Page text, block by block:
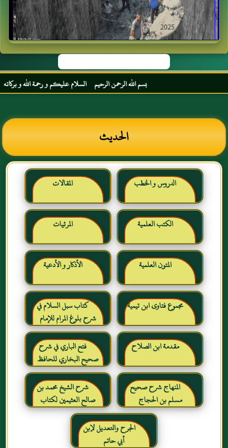
بسم الله الرحمن الرحيم السلام عليكم و رحمة الله و بركاته
الحديث
الدروس و الخطب المقالات
الكتب العلمية المرئيات
المتون العلمية الأذكار و الأدعية
مجموع فتاوى ابن تيمية
كتاب سبل السلام في
شرح بلوغ المرام للإمام
الصنعاني رحمه الله
مقدمة ابن الصلاح
فتح الباري في شرح
صحيح البخاري للحافظ
ابن حجر العسقلاني
المنهاج شرح صحيح
مسلم بن الحجاج
شرح الشيخ محمد بن
صالح العثيمين لكتاب
رياض الصالحين للإمام
النووي رحمهم الله تعالىالجرح والتعديل لإبن
أبي حاتم